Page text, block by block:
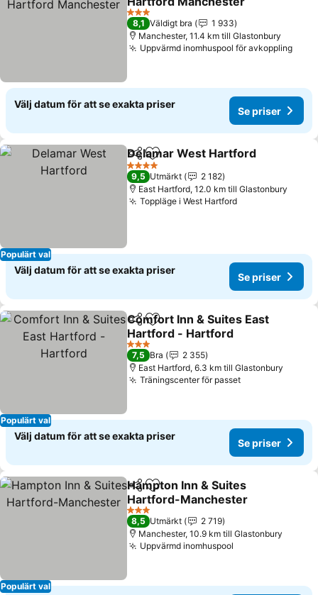
3 Stjärnor
8,1 Väldigt bra
1 933
Manchester, 11.4 km till Glastonbury
Uppvärmd inomhuspool för avkoppling
Välj datum för att se exakta priser
Se priser
Populärt val
Dela Lägg till i Mina Favoriter
Delamar West Hartford
4 Stjärnor
9,5 Utmärkt
2 182
East Hartford, 12.0 km till Glastonbury
Toppläge i West Hartford
Välj datum för att se exakta priser
Se priser
Populärt val
Dela Lägg till i Mina Favoriter
Comfort Inn & Suites East
Hartford - Hartford
3 Stjärnor
7,5 Bra
2 355
East Hartford, 6.3 km till Glastonbury
Träningscenter för passet
Välj datum för att se exakta priser
Se priser
Populärt val
Dela Lägg till i Mina Favoriter
Hampton Inn & Suites
Hartford-Manchester
3 Stjärnor
8,5 Utmärkt
2 719
Manchester, 10.9 km till Glastonbury
Uppvärmd inomhuspool